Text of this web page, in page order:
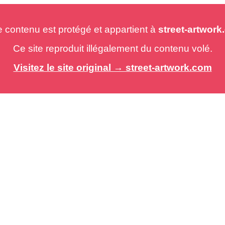
est protégé et appartient à street-
Ce site reproduit illégalement du contenu volé.
Visitez le site original → street-artwork.com